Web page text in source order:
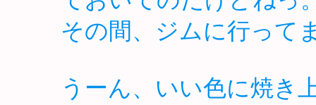
その間、ジムに行って
うーん、いい色に焼き